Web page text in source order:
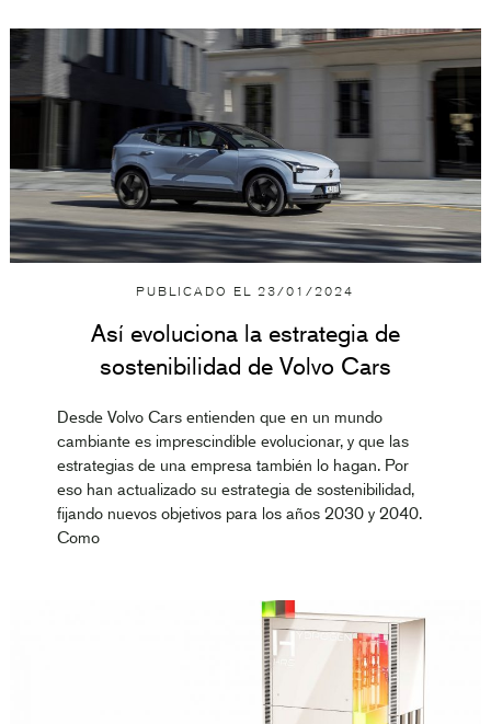
PUBLICADO EL23/01/2024
Así evoluciona la estrategia de
sostenibilidad de Volvo Cars
Desde Volvo Cars entienden que en un mundo
cambiante es imprescindible evolucionar, y que las
estrategias de una empresa también lo hagan. Por
eso han actualizado su estrategia de sostenibilidad,
fijando nuevos objetivos para los años 2030 y 2040.
Como